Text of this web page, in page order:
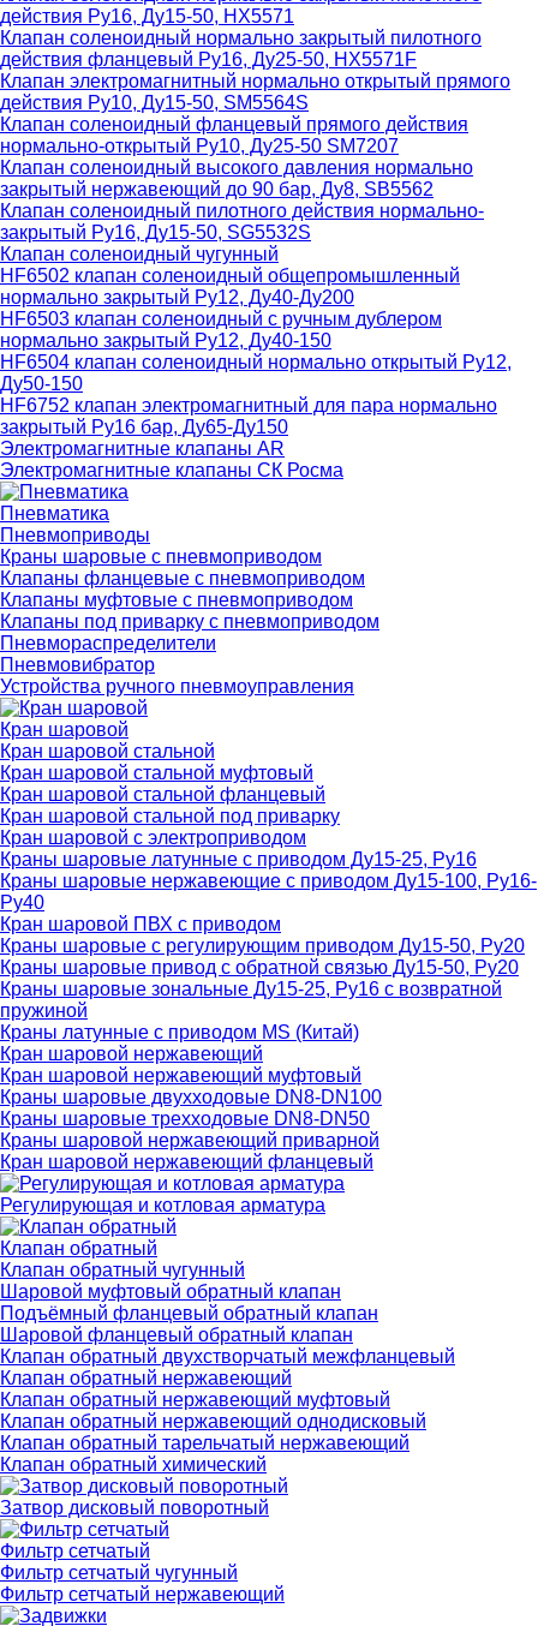
действия Ру16, Ду15-50, HX5571
Клапан соленоидный нормально закрытый пилотного
действия фланцевый Ру16, Ду25-50, HX5571F
Клапан электромагнитный нормально открытый прямого
действия Ру10, Ду15-50, SM5564S
Клапан соленоидный фланцевый прямого действия
нормально-открытый Ру10, Ду25-50 SM7207
Клапан соленоидный высокого давления нормально
закрытый нержавеющий до 90 бар, Ду8, SB5562
Клапан соленоидный пилотного действия нормально-
закрытый Ру16, Ду15-50, SG5532S
Клапан соленоидный чугунный
HF6502 клапан соленоидный общепромышленный
нормально закрытый Ру12, Ду40-Ду200
HF6503 клапан соленоидный с ручным дублером
нормально закрытый Ру12, Ду40-150
HF6504 клапан соленоидный нормально открытый Ру12,
Ду50-150
HF6752 клапан электромагнитный для пара нормально
закрытый Ру16 бар, Ду65-Ду150
Электромагнитные клапаны AR
Электромагнитные клапаны СК Росма
Пневматика
Пневмоприводы
Краны шаровые с пневмоприводом
Клапаны фланцевые с пневмоприводом
Клапаны муфтовые с пневмоприводом
Клапаны под приварку с пневмоприводом
Пневмораспределители
Пневмовибратор
Устройства ручного пневмоуправления
Кран шаровой
Кран шаровой стальной
Кран шаровой стальной муфтовый
Кран шаровой стальной фланцевый
Кран шаровой стальной под приварку
Кран шаровой с электроприводом
Краны шаровые латунные с приводом Ду15-25, Ру16
Краны шаровые нержавеющие с приводом Ду15-100, Ру16-
Ру40
Кран шаровой ПВХ с приводом
Краны шаровые с регулирующим приводом Ду15-50, Ру20
Краны шаровые привод с обратной связью Ду15-50, Ру20
Краны шаровые зональные Ду15-25, Ру16 с возвратной
пружиной
Краны латунные с приводом MS (Китай)
Кран шаровой нержавеющий
Кран шаровой нержавеющий муфтовый
Краны шаровые двухходовые DN8-DN100
Краны шаровые трехходовые DN8-DN50
Краны шаровой нержавеющий приварной
Кран шаровой нержавеющий фланцевый
Регулирующая и котловая арматура
Клапан обратный
Клапан обратный чугунный
Шаровой муфтовый обратный клапан
Подъёмный фланцевый обратный клапан
Шаровой фланцевый обратный клапан
Клапан обратный двухстворчатый межфланцевый
Клапан обратный нержавеющий
Клапан обратный нержавеющий муфтовый
Клапан обратный нержавеющий однодисковый
Клапан обратный тарельчатый нержавеющий
Клапан обратный химический
Затвор дисковый поворотный
Фильтр сетчатый
Фильтр сетчатый чугунный
Фильтр сетчатый нержавеющий